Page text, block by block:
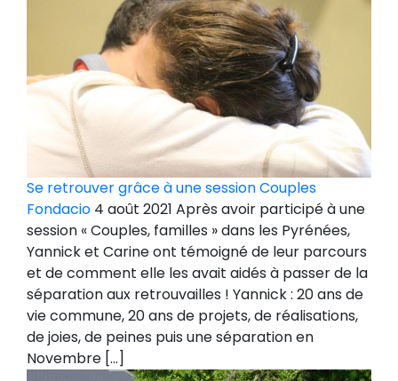
Se retrouver grâce à une session Couples
Fondacio 4 août 2021 Après avoir participé à une
session « Couples, familles » dans les Pyrénées,
Yannick et Carine ont témoigné de leur parcours
et de comment elle les avait aidés à passer de la
séparation aux retrouvailles ! Yannick : 20 ans de
vie commune, 20 ans de projets, de réalisations,
de joies, de peines puis une séparation en
Novembre […]